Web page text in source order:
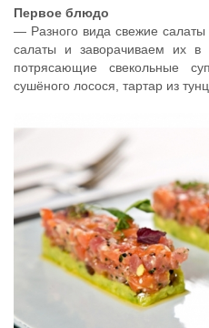
Первое блюдо
— Разного вида свежие
салаты и заворачиваем их
потрясающие свекольные
сушёного лосося, тартар из